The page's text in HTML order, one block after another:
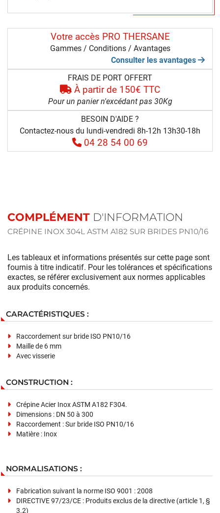
Votre accès PRO THERSANE
Gammes / Conditions / Avantages
Consulter les avantages
FRAIS DE PORT OFFERT
À partir de 150€ TTC
Pour un panier n'excédant pas 30Kg
BESOIN D'AIDE ?
Contactez-nous du lundi-vendredi 8h-12h 13h30-18h
04 28 54 00 69
COMPLÉMENT D'INFORMATION
CRÉPINE INOX 304L ASTM A182 SUR BRIDES PN10/16
Les tableaux et informations présentés sur cette page sont
fournis à titre indicatif. Pour les tolérances et spécifications
exactes, se référer exclusivement aux normes applicables
aux produits concernés.
CARACTÉRISTIQUES :
Raccordement sur bride ISO PN10/16
Maille de 6 mm
Avec visserie
CONSTRUCTION :
Crépine Acier Inox ASTM A182 F304.
Dimensions : DN 50 à 300
Raccordement : Sur bride ISO PN10/16
Matière : Inox
NORMALISATIONS :
Fabrication suivant la norme ISO 9001 : 2008
DIRECTIVE 97/23/CE : Produits exclus de la directive (article 1, §
3.2)